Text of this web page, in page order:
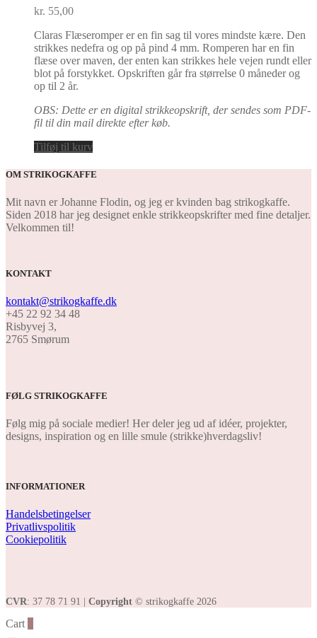
kr. 55,00
Claras Flæseromper er en fin sag til vores mindste kære. Den
strikkes nedefra og op på pind 4 mm. Romperen har en fin
flæse over maven, der enten kan strikkes hele vejen rundt eller
blot på forstykket. Opskriften går fra størrelse 0 måneder og
op til 2 år.
OBS: Dette er en digital strikkeopskrift, der sendes som PDF-
fil til din mail direkte efter køb.
Tilføj til kurv
OM STRIKOGKAFFE
Mit navn er Johanne Flodin, og jeg er kvinden bag strikogkaffe.
Siden 2018 har jeg designet enkle strikkeopskrifter med fine detaljer.
Velkommen til!
KONTAKT
kontakt@strikogkaffe.dk
+45 22 92 34 48
Risbyvej 3,
2765 Smørum
FØLG STRIKOGKAFFE
Følg mig på sociale medier! Her deler jeg ud af idéer, projekter,
designs, inspiration og en lille smule (strikke)hverdagsliv!
INFORMATIONER
Handelsbetingelser
Privatlivspolitik
Cookiepolitik
CVR: 37 78 71 91 | Copyright © strikogkaffe 2026
Cart